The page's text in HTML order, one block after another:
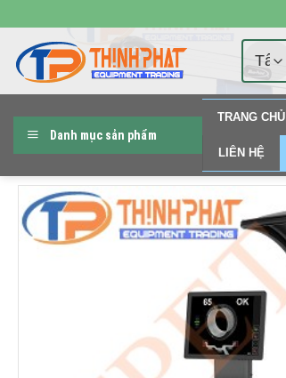
đến
nội
dung
Danh mục sản phẩm
TRANG CHỦ
LIÊN HỆ